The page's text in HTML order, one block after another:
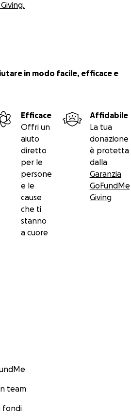
in modo facile, efficace e
Efficace
Offri un
aiuto
diretto
per le
persone
e le
cause
che ti
stanno
a cuore
Affidabile
La tua
donazione
è protetta
dalla
Garanzia
GoFundMe
Giving
team
fondi